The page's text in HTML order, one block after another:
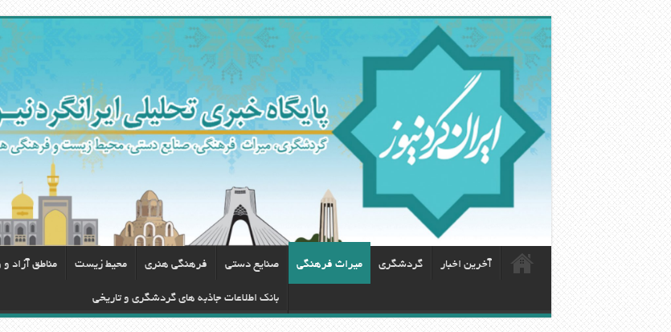
آخرین اخبار گردشگری ميراث فرهنگی صنایع دستی فرهنگی هنری محيط زيست مناطق آزاد
بانک اطلاعات جاذبه های گردشگری و تاریخی